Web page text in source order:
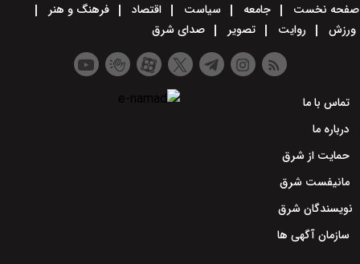
صفحه نخست جامعه سیاست اقتصاد
فرهنگ و هنر
ورزش
روایت تصویر صدای شرق
تماس با ما
درباره ما
حمایت از شرق
مانیفست شرق
نویسندگان شرق
سازمان آگهی ها